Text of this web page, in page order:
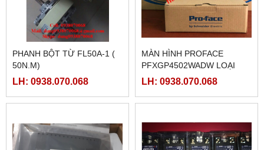
PHANH BỘT TỪ FL50A-1 (
50N.M)
LH: 0938.070.068
MÀN HÌNH PROFACE
PFXGP4502WADW LOẠI
10INCH
LH: 0938.070.068